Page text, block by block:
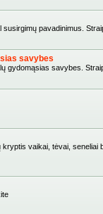
pavadinimus.
savybes
gydomąsias savybes.
vaikai, tėvai, seneliai